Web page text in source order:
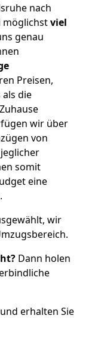
nach
möglichstviel
genau
Preisen,
die
wir über
von
somit
eine
wir
Dann holen
erhalten Sie